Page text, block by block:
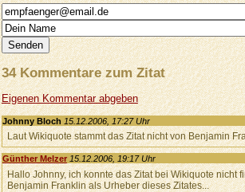
34 Kommentare zum Zitat
Eigenen Kommentar abgeben
Johnny Bloch 15.12.2006, 17:27 Uhr
Laut Wikiquote stammt das Zitat nicht von Benjamin
Günther Melzer 15.12.2006, 19:17 Uhr
Hallo Johnny, ich konnte das Zitat bei Wikiquote
Benjamin Franklin als Urheber dieses Zitates...